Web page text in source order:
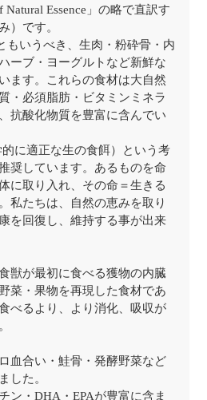
Natural Essence」の略で直訳す
）です。
もいうべき、生肉・粉砕骨・内
ーブ・ヨーグルトなど新鮮な
ます。これらの食材は大自然
・必須脂肪・ビタミンミネラ
抗酸化物質を豊富に含んでい
に適正な生の食餌）という考
奨しています。あるものを命
に取り入れ、その命＝生きる
私たちは、自然の恵みを取り
を回復し、維持する事が出来
獣が最初に食べる獲物の内臓
菜・果物を再現した食材であ
べるより、より消化、吸収が
血合い・鮭骨・発酵野菜など
した。
ン・DHA・EPAが豊富に含ま